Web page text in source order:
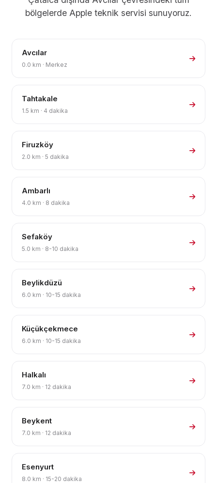
bölgelerde Apple teknik servisi sunuyoruz.
Avcılar
0.0 km · Merkez
Tahtakale
1.5 km · 4 dakika
Firuzköy
2.0 km · 5 dakika
Ambarlı
4.0 km · 8 dakika
Sefaköy
5.0 km · 8-10 dakika
Beylikdüzü
6.0 km · 10-15 dakika
Küçükçekmece
6.0 km · 10-15 dakika
Halkalı
7.0 km · 12 dakika
Beykent
7.0 km · 12 dakika
Esenyurt
8.0 km · 15-20 dakika